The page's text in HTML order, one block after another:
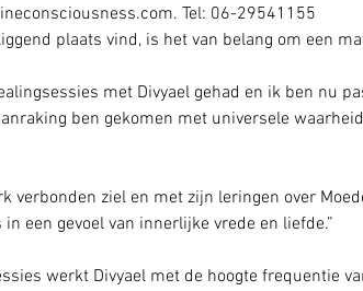
Tel: 06-29541155
plaats vind, is het van belang om een
met Divyael gehad en ik ben nu
ben gekomen met universele
verbonden ziel en met zijn leringen over
een gevoel van innerlijke vrede en liefde.”
werkt Divyael met de hoogte frequentie